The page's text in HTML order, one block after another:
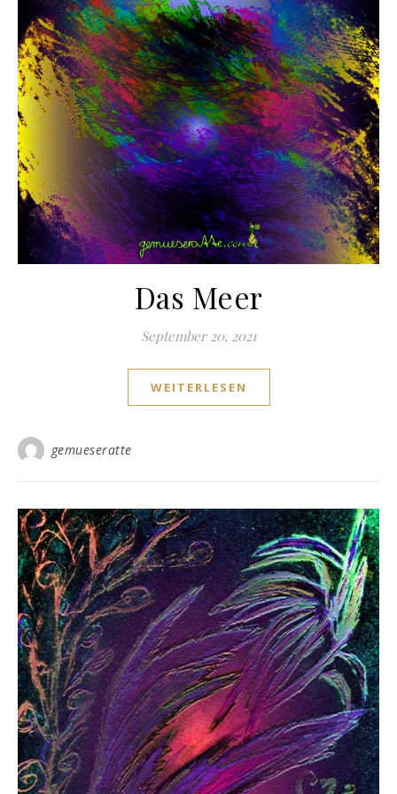
Das Meer
September 20, 2021
WEITERLESEN
gemueseratte